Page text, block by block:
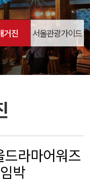
거진 서울관광가이드
라마어워즈
박